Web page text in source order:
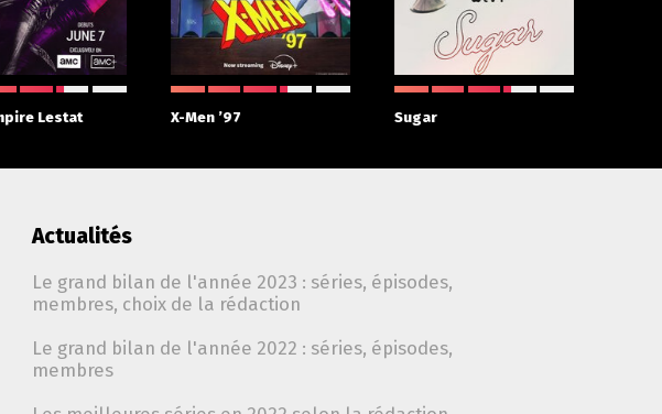
Lestat X-Men ’97 Sugar
Actualités
Le grand bilan de l'année 2023 : séries, épisodes,
membres, choix de la rédaction
Le grand bilan de l'année 2022 : séries, épisodes,
membres